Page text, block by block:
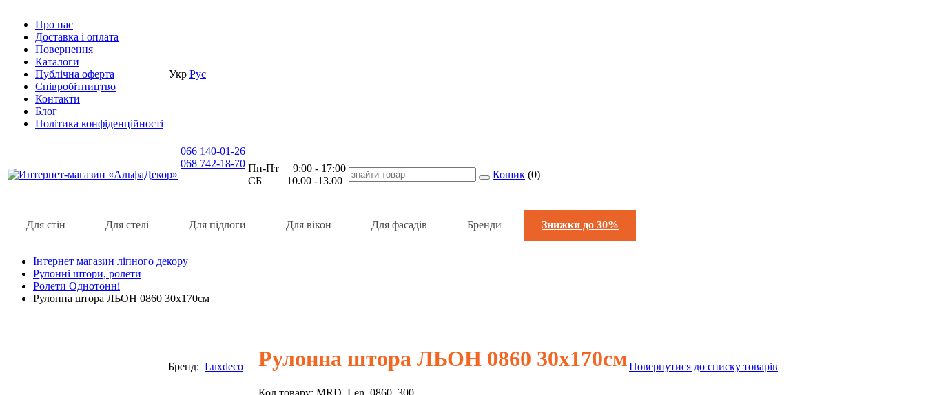
Про нас
Доставка i оплата
Повернення
Каталоги
Публічна оферта
Співробітництво
Контакти
Блог
Політика конфіденційності
Укр Рус
066 140-01-26
068 742-18-70 Пн-Пт 9:00 - 17:00
СБ 10.00 -13.00
Кошик (0)
Для стін Для стелі Для підлоги Для вікон Для фасадів Бренди Знижки до 30%
Інтернет магазин ліпного декору
Рулонні штори, ролети
Ролети Однотонні
Рулонна штора ЛЬОН 0860 30х170см
Бренд: Luxdeco Рулонна штора ЛЬОН 0860 30х170см
Код товару: MRD_Len_0860_300
Повернутися до списку товарів